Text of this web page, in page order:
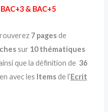
& BAC+5
7 pagesde
sur 10 thématiques
que la définition de 36
avec les Itemsde l’Ecrit